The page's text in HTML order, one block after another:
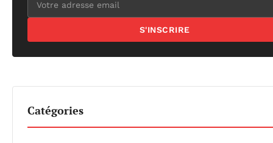
S'INSCRIRE
Catégories